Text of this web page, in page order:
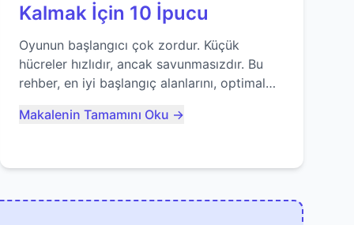
Kalmak İçin 10 İpucu
Oyunun başlangıcı çok zordur. Küçük
hücreler hızlıdır, ancak savunmasızdır. Bu
rehber, en iyi başlangıç alanlarını, optimal
olmaktan nasıl kaçınacağınızı anlatıyor...
Makalenin Tamamını Oku →